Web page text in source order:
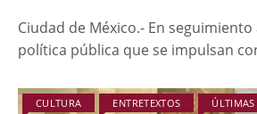
Ciudad de México.- En
política pública que se impulsan
CULTURA ENTRETEXTOS